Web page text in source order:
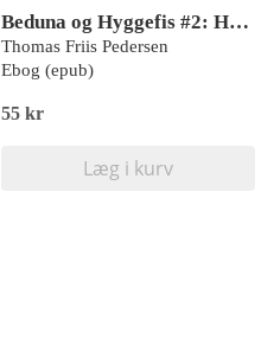
Beduna og Hyggefis #2: Hyggefis vil være sej
Thomas Friis Pedersen
Ebog (epub)
55 kr
Læg i kurv